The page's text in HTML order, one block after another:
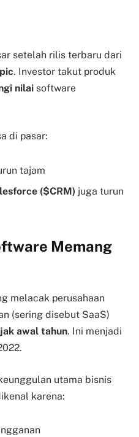
setelah rilis terbaru dari
. Investor takut produk
nilai software
di pasar:
tajam
($CRM) juga turun
Memang
melacak perusahaan
(sering disebut SaaS)
awal tahun. Ini menjadi
utama bisnis
karena: